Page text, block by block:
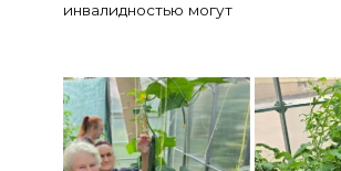
инвалидностью могут